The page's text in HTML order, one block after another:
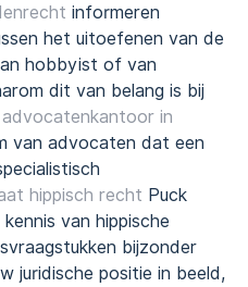
informeren
het uitoefenen van de
hobbyist of van
dit van belang is bij
advocatenkantoor in
van advocaten dat een
hippisch recht Puck
van hippische
bijzonder
juridische positie in beeld,